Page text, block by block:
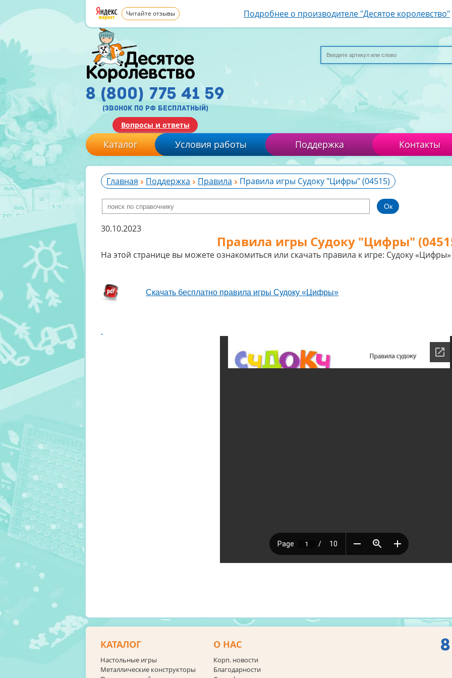
Читайте отзывы Подробнее о производителе "Десятое королевство"
8 (800) 775 41 59
(звонок по рф бесплатный)
Вопросы и ответы
Каталог Условия работы Поддержка Контакты
Главная Поддержка Правила Правила игры Судоку "Цифры" (04515)
30.10.2023
Правила игры Судоку "Цифры"
На этой странице вы можете ознакомиться или скачать правила к игре: Судоку «Цифры»
Скачать бесплатно правила игры Судоку «Цифры»
КАТАЛОГ
Настольные игры
Металлические конструкторы
О НАС
Корп. новости
Благодарности